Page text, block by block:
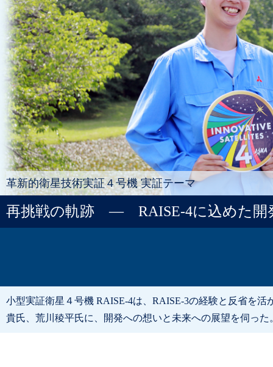
革新的衛星技術実証４号機 実証テーマ
再挑戦の軌跡 ― RAISE-4に込めた開
小型実証衛星４号機 RAISE-4は、RAISE-3の経験と反省を
貴氏、荒川稜平氏に、開発への想いと未来への展望を伺った